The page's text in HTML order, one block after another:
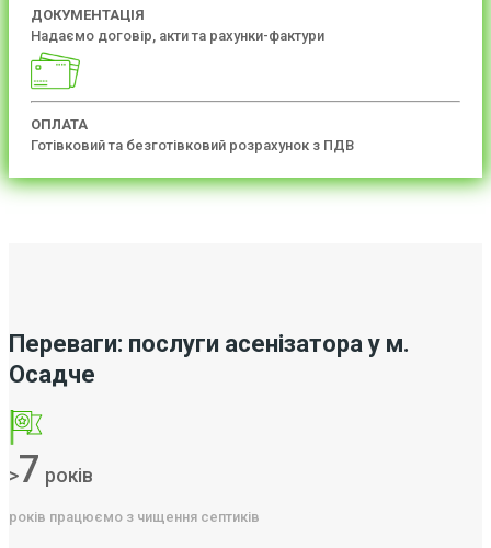
ДОКУМЕНТАЦІЯ
Надаємо договір, акти та рахунки-фактури
ОПЛАТА
Готівковий та безготівковий розрахунок з ПДВ
Переваги: послуги асенізатора у м.
Осадче
>7 років
років працюємо з чищення септиків